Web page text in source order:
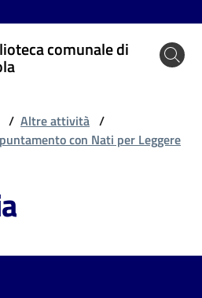
comunale di
/ Altre attività /
con Nati per Leggere